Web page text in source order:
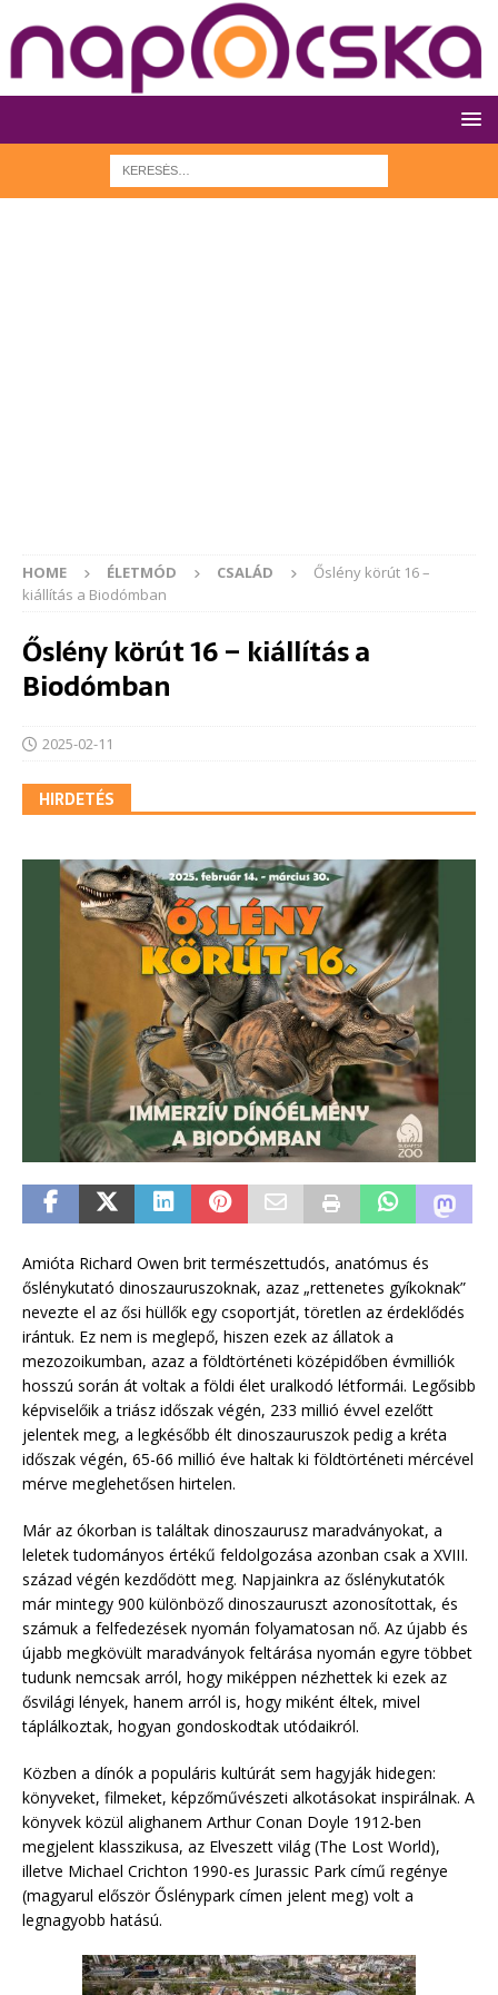
HOME ÉLETMÓD CSALÁD
Őslény körút 16 –
kiállítás a Biodómban
Őslény körút 16 – kiállítás a
Biodómban
2025-02-11
HIRDETÉS
Amióta Richard Owen brit természettudós, anatómus és
őslénykutató dinoszauruszoknak, azaz „rettenetes gyíkoknak”
nevezte el az ősi hüllők egy csoportját, töretlen az érdeklődés
irántuk. Ez nem is meglepő, hiszen ezek az állatok a
mezozoikumban, azaz a földtörténeti középidőben évmilliók
hosszú során át voltak a földi élet uralkodó létformái. Legősibb
képviselőik a triász időszak végén, 233 millió évvel ezelőtt
jelentek meg, a legkésőbb élt dinoszauruszok pedig a kréta
időszak végén, 65-66 millió éve haltak ki földtörténeti mércével
mérve meglehetősen hirtelen.
Már az ókorban is találtak dinoszaurusz maradványokat, a
leletek tudományos értékű feldolgozása azonban csak a XVIII.
század végén kezdődött meg. Napjainkra az őslénykutatók
már mintegy 900 különböző dinoszauruszt azonosítottak, és
számuk a felfedezések nyomán folyamatosan nő. Az újabb és
újabb megkövült maradványok feltárása nyomán egyre többet
tudunk nemcsak arról, hogy miképpen nézhettek ki ezek az
ősvilági lények, hanem arról is, hogy miként éltek, mivel
táplálkoztak, hogyan gondoskodtak utódaikról.
Közben a dínók a populáris kultúrát sem hagyják hidegen:
könyveket, filmeket, képzőművészeti alkotásokat inspirálnak. A
könyvek közül alighanem Arthur Conan Doyle 1912-ben
megjelent klasszikusa, az Elveszett világ (The Lost World),
illetve Michael Crichton 1990-es Jurassic Park című regénye
(magyarul először Őslénypark címen jelent meg) volt a
legnagyobb hatású.